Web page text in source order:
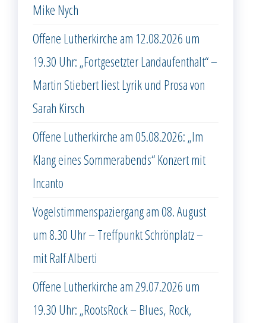
Mike Nych
Offene Lutherkirche am 12.08.2026 um
19.30 Uhr: „Fortgesetzter Landaufenthalt“ –
Martin Stiebert liest Lyrik und Prosa von
Sarah Kirsch
Offene Lutherkirche am 05.08.2026: „Im
Klang eines Sommerabends“ Konzert mit
Incanto
Vogelstimmenspaziergang am 08. August
um 8.30 Uhr – Treffpunkt Schrönplatz –
mit Ralf Alberti
Offene Lutherkirche am 29.07.2026 um
19.30 Uhr: „RootsRock – Blues, Rock,